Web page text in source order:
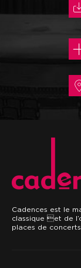
Cadences est le
classique et de
places de